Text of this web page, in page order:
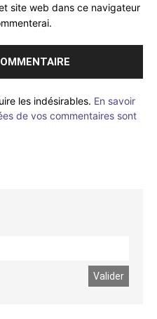
site web dans ce navigateur
les indésirables. En savoir
de vos commentaires sont